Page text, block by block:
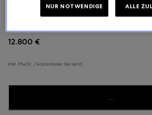
Master Ultra-Thin
12.800 €
inkl. MwSt. / kostenloser Versand
...
NUR NOTWENDIGE ALLE